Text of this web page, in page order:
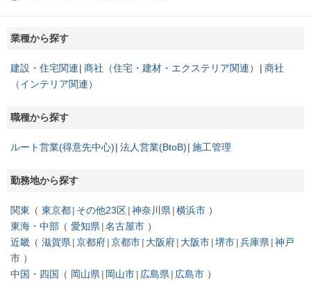
業種から探す
建設・住宅関連 商社（住宅・建材・エクステリア関連）
商社
（インテリア関連）
職種から探す
ルート営業(得意先中心) 法人営業(BtoB) 施工管理
勤務地から探す
関東 東京都 その他23区 神奈川県 横浜市
東海・中部
愛知県 名古屋市
近畿
滋賀県 京都府 京都市 大阪府 大阪市 堺市 兵庫県 神戸
市
中国・四国
岡山県 岡山市 広島県
広島市